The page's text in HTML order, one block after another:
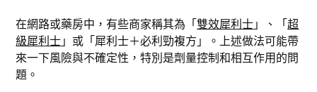
在網路或藥房中，有些商家稱其為「雙效犀利士」、「超
級犀利士」或「犀利士＋必利勁複方」。上述做法可能帶
來一下風險與不確定性，特別是劑量控制和相互作用的問
題。